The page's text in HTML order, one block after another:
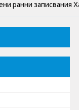
ранни записвания